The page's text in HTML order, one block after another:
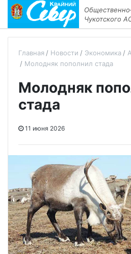
Чукотского
Главная Новости Экономика
Молодняк пополнил стада
Молодняк
стада
11 июня 2026